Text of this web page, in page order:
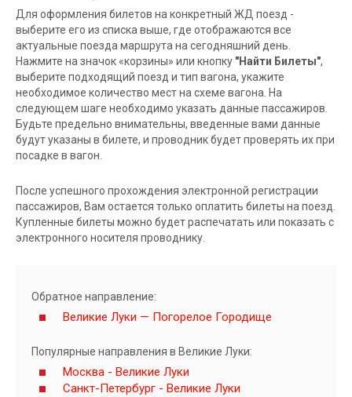
Для оформления билетов на конкретный ЖД поезд -
выберите его из списка выше, где отображаются все
актуальные поезда маршрута на сегодняшний день.
Нажмите на значок «корзины» или кнопку "Найти Билеты",
выберите подходящий поезд и тип вагона, укажите
необходимое количество мест на схеме вагона. На
следующем шаге необходимо указать данные пассажиров.
Будьте предельно внимательны, введенные вами данные
будут указаны в билете, и проводник будет проверять их при
посадке в вагон.
После успешного прохождения электронной регистрации
пассажиров, Вам остается только оплатить билеты на поезд.
Купленные билеты можно будет распечатать или показать с
электронного носителя проводнику.
Обратное направление:
Великие Луки — Погорелое Городище
Популярные направления в Великие Луки:
Москва - Великие Луки
Санкт-Петербург - Великие Луки